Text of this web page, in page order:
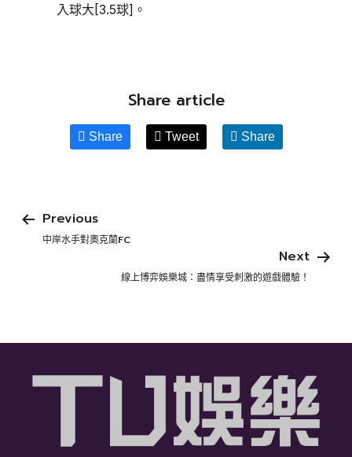
入球大[3.5球]。
Share article
Share Tweet Share
Previous
中岸水手對奧克蘭FC
Next
線上博弈娛樂城：盡情享受刺激的遊戲體驗！